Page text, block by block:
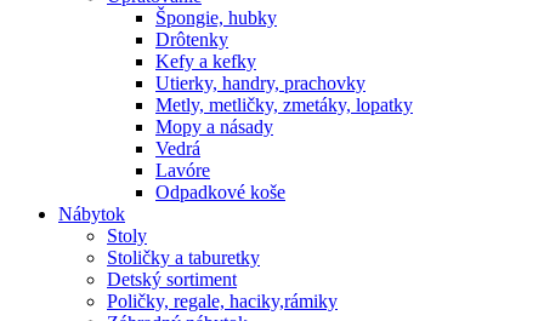
Špongie, hubky
Drôtenky
Kefy a kefky
Utierky, handry, prachovky
Metly, metličky, zmetáky, lopatky
Mopy a násady
Vedrá
Lavóre
Odpadkové koše
Nábytok
Stoly
Stoličky a taburetky
Detský sortiment
Poličky, regale, haciky,rámiky